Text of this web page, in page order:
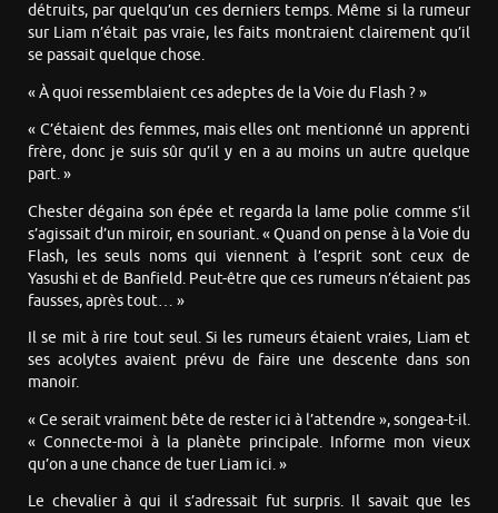
détruits, par quelqu’un ces derniers temps. Même si la rumeur
sur Liam n’était pas vraie, les faits montraient clairement qu’il
se passait quelque chose.
« À quoi ressemblaient ces adeptes de la Voie du Flash ? »
« C’étaient des femmes, mais elles ont mentionné un apprenti
frère, donc je suis sûr qu’il y en a au moins un autre quelque
part. »
Chester dégaina son épée et regarda la lame polie comme s’il
s’agissait d’un miroir, en souriant. « Quand on pense à la Voie du
Flash, les seuls noms qui viennent à l’esprit sont ceux de
Yasushi et de Banfield. Peut-être que ces rumeurs n’étaient pas
fausses, après tout… »
Il se mit à rire tout seul. Si les rumeurs étaient vraies, Liam et
ses acolytes avaient prévu de faire une descente dans son
manoir.
« Ce serait vraiment bête de rester ici à l’attendre », songea-t-il.
« Connecte-moi à la planète principale. Informe mon vieux
qu’on a une chance de tuer Liam ici. »
Le chevalier à qui il s’adressait fut surpris. Il savait que les